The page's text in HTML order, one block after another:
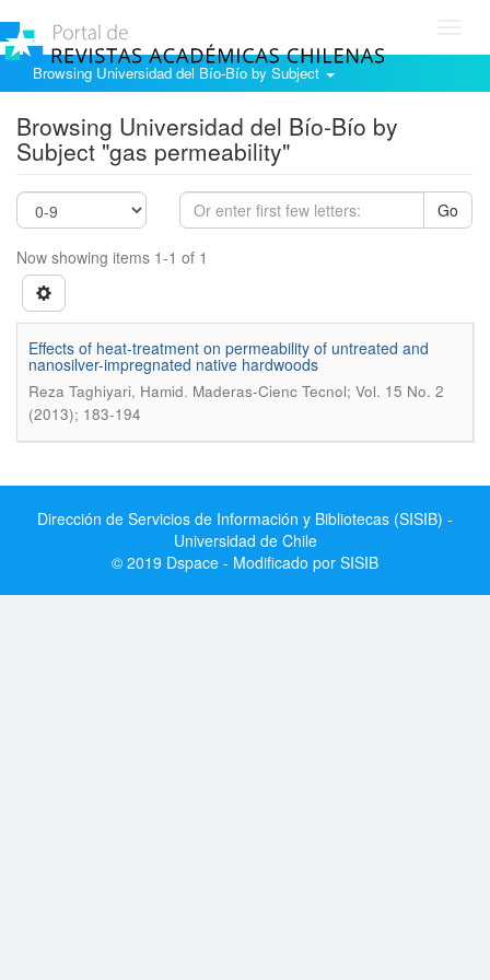
Browsing Universidad del Bío-Bío by Subject
Browsing Universidad del Bío-Bío by
Subject "gas permeability"
Go
Now showing items 1-1 of 1
Effects of heat-treatment on permeability of untreated and
nanosilver-impregnated native hardwoods
Reza Taghiyari, Hamid. Maderas-Cienc Tecnol; Vol. 15 No. 2
(2013); 183-194
Dirección de Servicios de Información y Bibliotecas (SISIB) -
Universidad de Chile
© 2019 Dspace - Modificado por SISIB